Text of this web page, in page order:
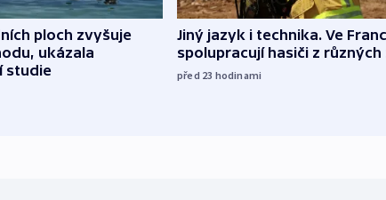
ploch zvyšuje
ukázala
studie
Jiný jazyk i technika. Ve
spolupracují hasiči z různých
před 23 hodinami